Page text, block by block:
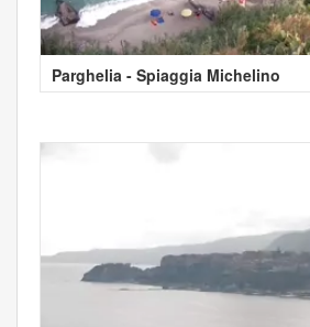
Parghelia - Spiaggia Michelino